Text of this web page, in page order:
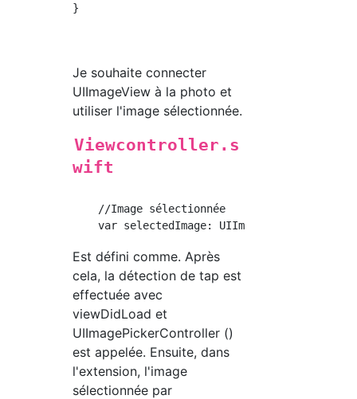
}
Je souhaite connecter
UIImageView à la photo et
utiliser l'image sélectionnée.
Viewcontroller.s
wift
    //Image sélectionnée
Est défini comme. Après
cela, la détection de tap est
effectuée avec
viewDidLoad et
UIImagePickerController ()
est appelée. Ensuite, dans
l'extension, l'image
sélectionnée par